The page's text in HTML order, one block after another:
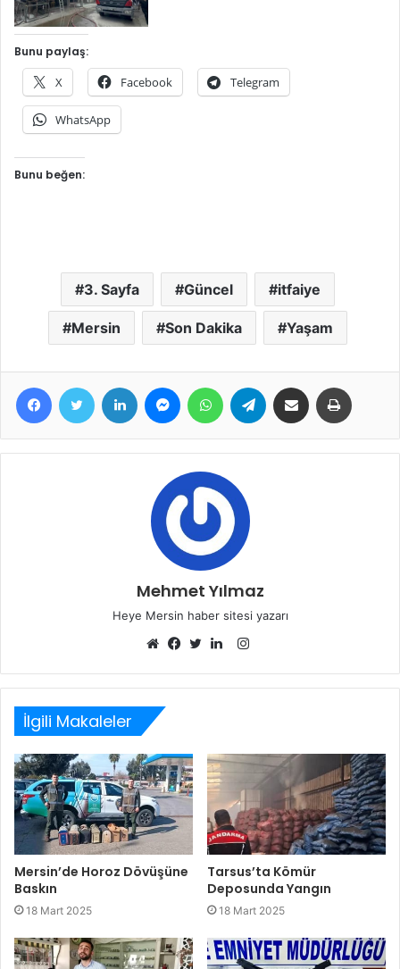
Bunu paylaş:
X Facebook Telegram
WhatsApp
Bunu beğen:
3. Sayfa Güncel itfaiye
Mersin Son Dakika Yaşam
FacebookTwitter LinkedIn MessengerWhatsAppTelegram E-Posta ile paylaş
Mehmet Yılmaz
Heye Mersin haber sitesi yazarı
sitesi
Instagram
İlgili Makaleler
Mersin’de Horoz Dövüşüne
Baskın
18 Mart 2025
Tarsus’ta Kömür
Deposunda Yangın
18 Mart 2025